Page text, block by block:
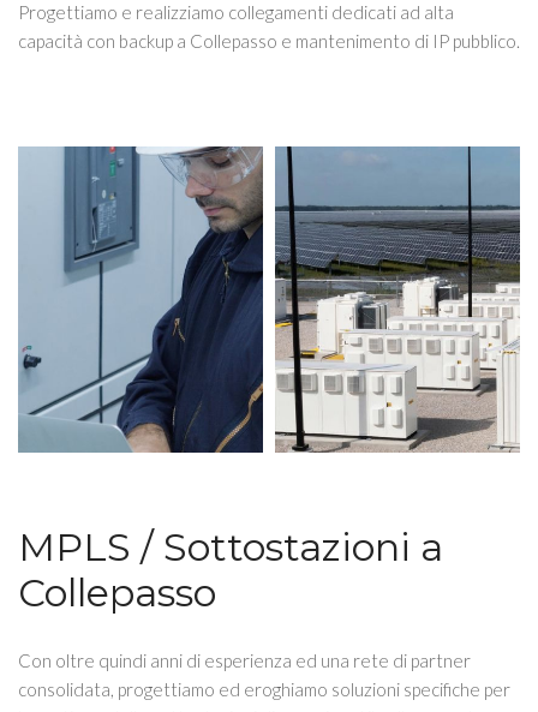
Progettiamo e realizziamo collegamenti dedicati ad alta
capacità con backup a Collepasso e mantenimento di IP pubblico.
MPLS / Sottostazioni a
Collepasso
Con oltre quindi anni di esperienza ed una rete di partner
consolidata, progettiamo ed eroghiamo soluzioni specifiche per